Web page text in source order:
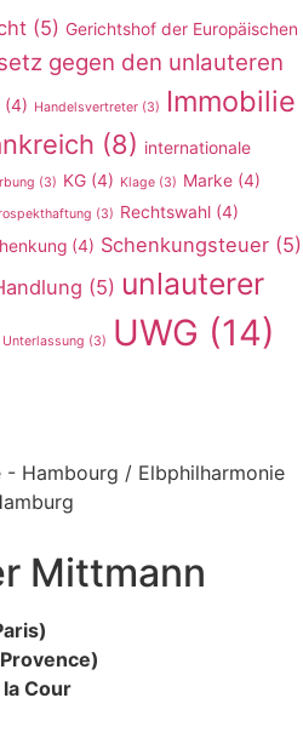
(5) Gerichtshof der Europäischen
gegen den unlauteren
(4) Handelsvertreter (3)
Immobilie
(8) internationale
(3) KG (4) Klage (3) Marke (4)
(3) Rechtswahl (4)
(4) Schenkungsteuer (5)
(5) unlauterer
Unterlassung (3) UWG (14)
Mittmann
Cour